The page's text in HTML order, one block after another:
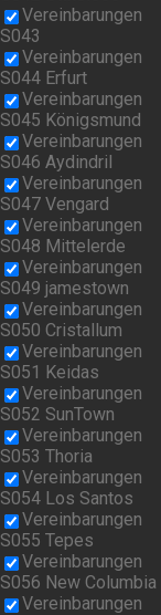
Vereinbarungen
S043
Vereinbarungen
S044 Erfurt
Vereinbarungen
S045 Königsmund
Vereinbarungen
S046 Aydindril
Vereinbarungen
S047 Vengard
Vereinbarungen
S048 Mittelerde
Vereinbarungen
S049 jamestown
Vereinbarungen
S050 Cristallum
Vereinbarungen
S051 Keidas
Vereinbarungen
S052 SunTown
Vereinbarungen
S053 Thoria
Vereinbarungen
S054 Los Santos
Vereinbarungen
S055 Tepes
Vereinbarungen
S056 New Columbia
Vereinbarungen